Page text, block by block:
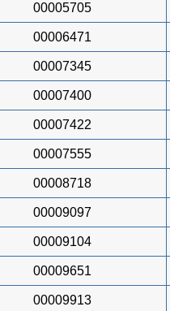
00005705
00006471
00007345
00007400
00007422
00007555
00008718
00009097
00009104
00009651
00009913